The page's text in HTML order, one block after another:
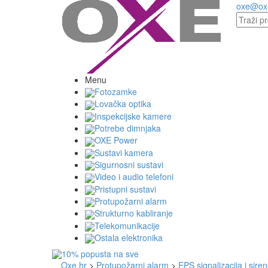
Menu
Fotozamke
Lovačka optika
Inspekcijske kamere
Potrebe dimnjaka
OXE Power
Sustavi kamera
Sigurnosni sustavi
Video i audio telefoni
Pristupni sustavi
Protupožarni alarm
Strukturno kabliranje
Telekomunikacije
Ostala elektronika
Oxe.hr > Protupožarni alarm > EPS signalizacija i